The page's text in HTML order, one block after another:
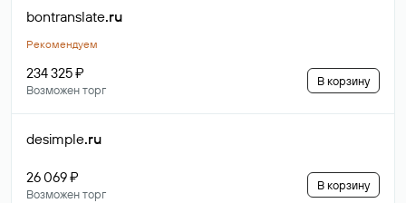
bontranslate.ru
Рекомендуем
234 325 ₽
Возможен торг
В корзину
desimple.ru
26 069 ₽
Возможен торг
В корзину